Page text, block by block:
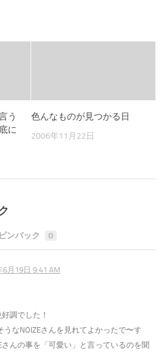
う
に
色んなものが見つかる日
2006年11月22日
ピンバック 0
6月19日 9:41 AM
調でした！
うなNOIZEさんを見れてよかったで〜す
さんの事を「可愛い」と言っているのを聞